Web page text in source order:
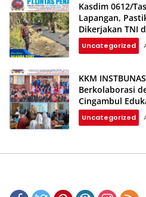
Kasdim 0612/
Lapangan,
Dikerjakan TNI
Gotong Royong
Uncategorized
KKM
Berkolaborasi
Cingambul
dan SDN Rawa 3
Uncategorized